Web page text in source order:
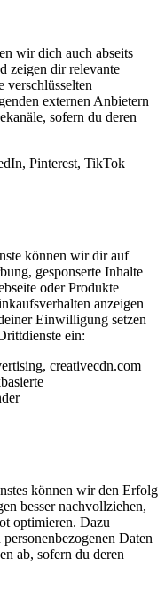
wir dich auch abseits
zeigen dir relevante
verschlüsselten
externen Anbietern
sofern du deren
Pinterest, TikTok
können wir dir auf
gesponserte Inhalte
oder Produkte
anzeigen
Einwilligung setzen
ein:
creativecdn.com
können wir den Erfolg
besser nachvollziehen,
optimieren. Dazu
Daten
ab, sofern du deren